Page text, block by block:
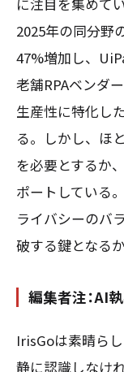
に注目を集めて
2025年の同分野
47%増加し、
老舗RPAベンダ
生産性に特化し
る。しかし、ほ
を必要とするか
ポートしている
ライバシーのバ
破する鍵となる
編集者注：AI
IrisGoは素晴ら
静に認識しなけ